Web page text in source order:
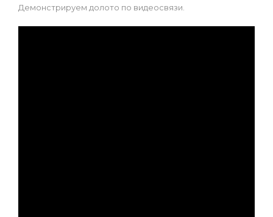
Демонстрируем долото по видеосвязи.